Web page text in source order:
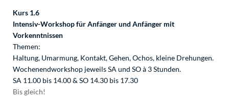
Kurs 1.6
Intensiv-Workshop für Anfänger und Anfänger mit
Vorkenntnissen
Themen:
Haltung, Umarmung, Kontakt, Gehen, Ochos, kleine Drehungen.
Wochenendworkshop jeweils SA und SO à 3 Stunden.
SA 11.00 bis 14.00 & SO 14.30 bis 17.30
Bis gleich!